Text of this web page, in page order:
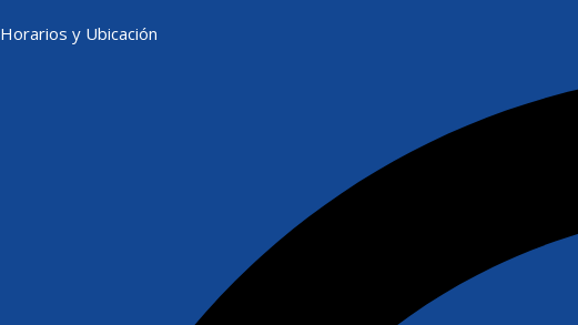
Horarios y Ubicación